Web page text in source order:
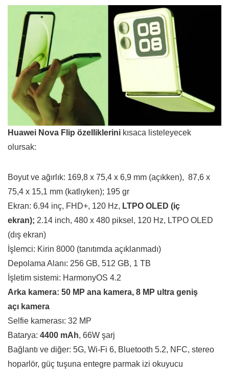
Huawei Nova Flip özelliklerini kısaca listeleyecek
olursak:
Boyut ve ağırlık: 169,8 x 75,4 x 6,9 mm (açıkken), 87,6 x
75,4 x 15,1 mm (katlıyken); 195 gr
Ekran: 6.94 inç, FHD+, 120 Hz, LTPO OLED (iç
ekran); 2.14 inch, 480 x 480 piksel, 120 Hz, LTPO OLED
(dış ekran)
İşlemci: Kirin 8000 (tanıtımda açıklanmadı)
Depolama Alanı: 256 GB, 512 GB, 1 TB
İşletim sistemi: HarmonyOS 4.2
Arka kamera: 50 MP ana kamera, 8 MP ultra geniş
açı kamera
Selfie kamerası: 32 MP
Batarya: 4400 mAh, 66W şarj
Bağlantı ve diğer: 5G, Wi-Fi 6, Bluetooth 5.2, NFC, stereo
hoparlör, güç tuşuna entegre parmak izi okuyucu